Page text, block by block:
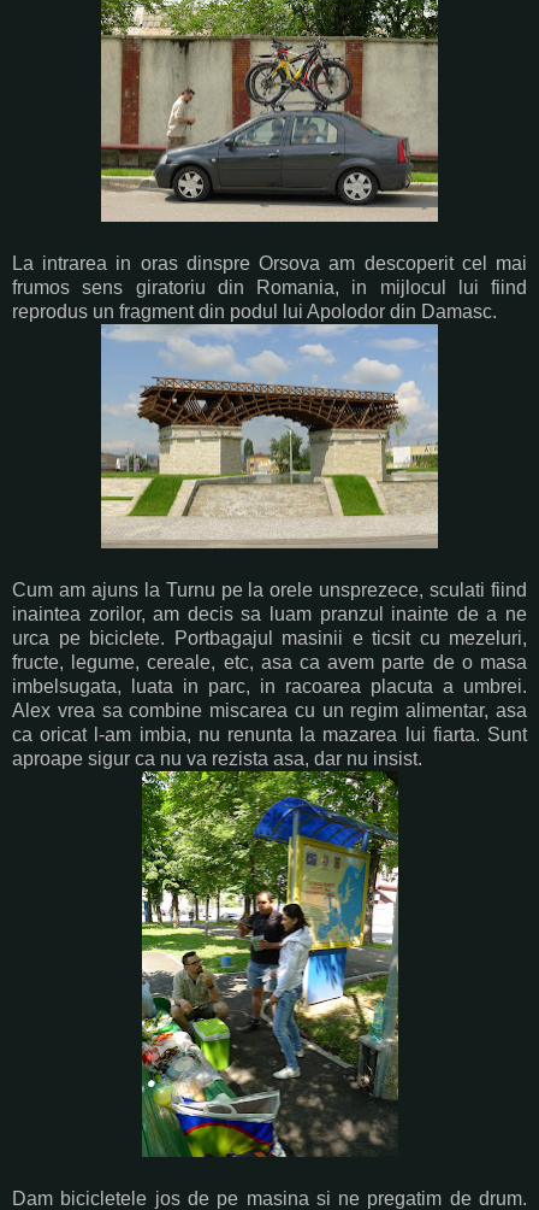
La intrarea in oras dinspre Orsova am descoperit cel mai
frumos sens giratoriu din Romania, in mijlocul lui fiind
reprodus un fragment din podul lui Apolodor din Damasc.
Cum am ajuns la Turnu pe la orele unsprezece, sculati fiind
inaintea zorilor, am decis sa luam pranzul inainte de a ne
urca pe biciclete. Portbagajul masinii e ticsit cu mezeluri,
fructe, legume, cereale, etc, asa ca avem parte de o masa
imbelsugata, luata in parc, in racoarea placuta a umbrei.
Alex vrea sa combine miscarea cu un regim alimentar, asa
ca oricat l-am imbia, nu renunta la mazarea lui fiarta. Sunt
aproape sigur ca nu va rezista asa, dar nu insist.
Dam bicicletele jos de pe masina si ne pregatim de drum.